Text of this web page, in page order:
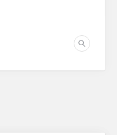
Etsi